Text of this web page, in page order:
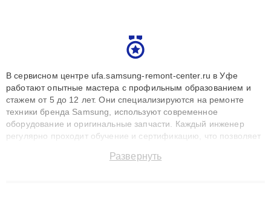
В сервисном центре ufa.samsung-remont-center.ru в Уфе
работают опытные мастера с профильным образованием и
стажем от 5 до 12 лет. Они специализируются на ремонте
техники бренда Samsung, используют современное
оборудование и оригинальные запчасти. Каждый инженер
регулярно проходит обучение и сертификацию, что позволяет
технику с сохранением гарантии до 3 лет. Наши мастера
Развернуть